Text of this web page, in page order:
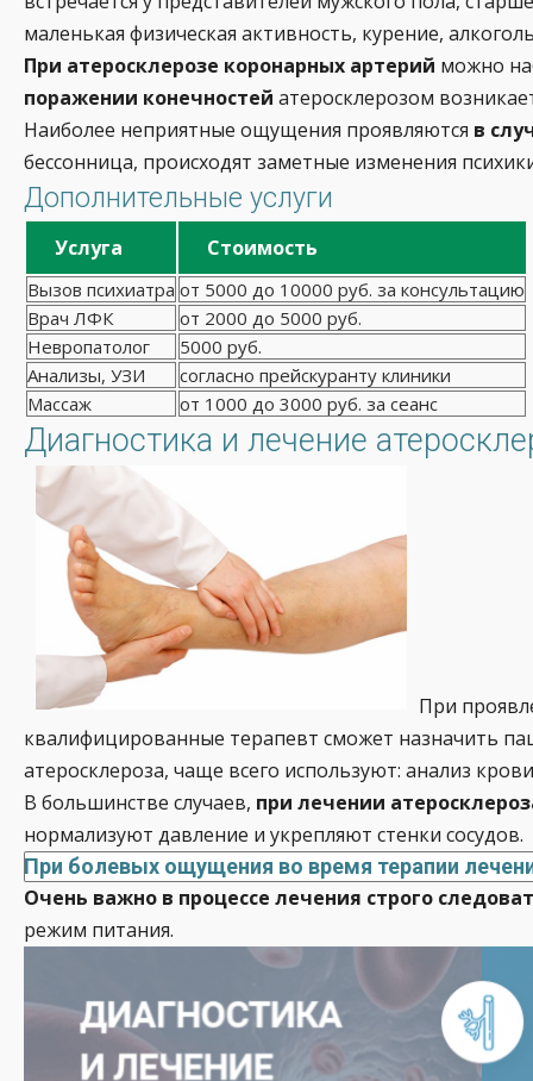
маленькая физическая активность, курение,
При атеросклерозе коронарных артерий можно
поражении конечностей атеросклерозом
Наиболее неприятные ощущения проявляются в
бессонница, происходят заметные изменения
Дополнительные услуги
Услуга Стоимость
Вызов психиатра от 5000 до 10000 руб. за консультацию
Врач ЛФК
от 2000 до 5000 руб.
Невропатолог
5000 руб.
Анализы, УЗИ
согласно прейскуранту клиники
Массаж
от 1000 до 3000 руб. за сеанс
Диагностика и лечение
При
квалифицированные терапевт сможет назначить
атеросклероза, чаще всего используют: анализ
В большинстве случаев, при лечении
нормализуют давление и укрепляют стенки сосудов.
При болевых ощущения во время терапии
Очень важно в процессе лечения строго
режим питания.